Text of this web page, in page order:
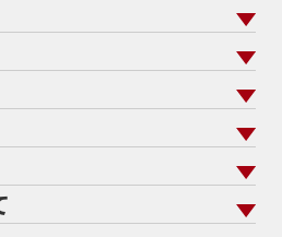
72PS750750cc75th
80万以下
円以下82185馬力883
Panigale8月8月11日
走行距離から探す
中古車から探す
よくあるご質問
バイク買取強化車両
プロテクションフィルム